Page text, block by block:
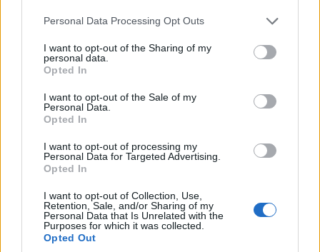
Please note that this website/app uses one or more Google
not limited to your visit or usage behaviour. You may click to
grant or deny consent to Google and its third-party tags to
use your data for below specified purposes in below Google
consent section.
Personal Data Processing Opt Outs
I want to opt-out of the Sharing of my
personal data.
Opted In
I want to opt-out of the Sale of my
Personal Data.
Opted In
I want to opt-out of processing my
Personal Data for Targeted Advertising.
Opted In
I want to opt-out of Collection, Use,
Retention, Sale, and/or Sharing of my
Personal Data that Is Unrelated with the
Purposes for which it was collected.
Opted Out
a vállalati beszerzéseket és kifizetéseket kezelő
rendszerekbe az utalások átirányításához vagy akár a
logisztikai rendszerekbe, hogy értékes árucikk-
szállítmányokat térítsenek el.
Minthogy a vállalatok az eszközök védelmére
összpontosítanak, nehezebben észlelik, ha folyamataikat
éri támadás. Az alkalmazás-felügyelet, a hozzáférés-
kezelés és a végpontvédelem technológiái egyaránt
hasznosak lehetnek a BPC-támadások kivédésében, de a
házirend szabályainak szigorítására és az alkalmazottak
oktatására, az emberi manipuláció módszereinek
ismertetésére is gondot kell fordítaniuk.